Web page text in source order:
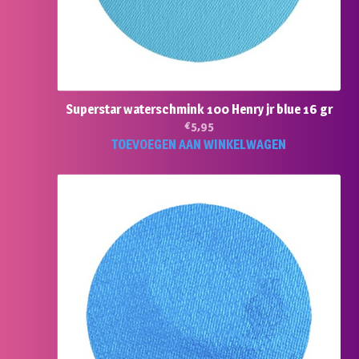
Superstar waterschmink 100 Henry jr blue 16 gr
€5,95
TOEVOEGEN AAN WINKELWAGEN